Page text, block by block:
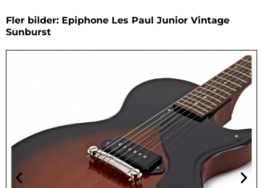
Fler bilder: Epiphone Les Paul Junior Vintage
Sunburst